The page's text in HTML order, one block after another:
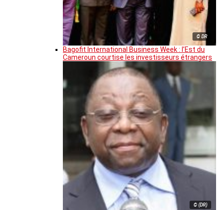
© DR
Bagofit International Business Week : l’Est du
Cameroun courtise les investisseurs étrangers
© (DR)